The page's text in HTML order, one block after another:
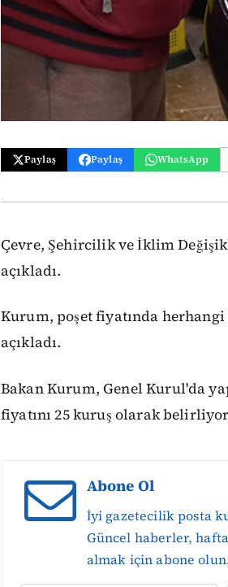
Paylaş Paylaş WhatsApp
Çevre, Şehircilik ve İklim
açıkladı.
Kurum, poşet fiyatında
açıkladı.
Bakan Kurum, Genel Kurul'da
fiyatını 25 kuruş olarak
Abone Ol
İyi gazetecilik posta
Güncel haberler,
almak için abone